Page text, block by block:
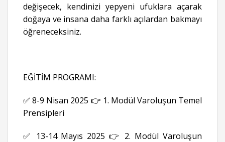
değişecek, kendinizi yepyeni ufuklara açarak
doğaya ve insana daha farklı açılardan bakmayı
öğreneceksiniz.
EĞİTİM PROGRAMI:
✅ 8-9 Nisan 2025 👉 1. Modül Varoluşun Temel
Prensipleri
✅ 13-14 Mayıs 2025 👉 2. Modül Varoluşun